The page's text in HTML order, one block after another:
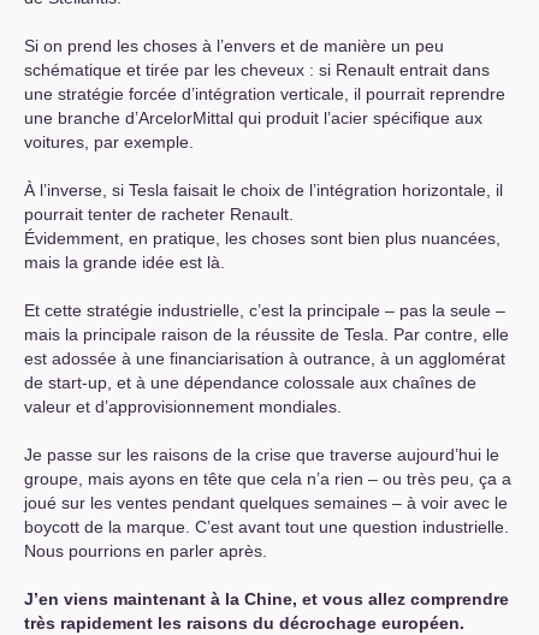
Si on prend les choses à l’envers et de manière un peu
schématique et tirée par les cheveux : si Renault entrait dans
une stratégie forcée d’intégration verticale, il pourrait reprendre
une branche d’ArcelorMittal qui produit l’acier spécifique aux
voitures, par exemple.
À l’inverse, si Tesla faisait le choix de l’intégration horizontale, il
pourrait tenter de racheter Renault.
Évidemment, en pratique, les choses sont bien plus nuancées,
mais la grande idée est là.
Et cette stratégie industrielle, c’est la principale – pas la seule –
mais la principale raison de la réussite de Tesla. Par contre, elle
est adossée à une financiarisation à outrance, à un agglomérat
de start-up, et à une dépendance colossale aux chaînes de
valeur et d’approvisionnement mondiales.
Je passe sur les raisons de la crise que traverse aujourd’hui le
groupe, mais ayons en tête que cela n’a rien – ou très peu, ça a
joué sur les ventes pendant quelques semaines – à voir avec le
boycott de la marque. C’est avant tout une question industrielle.
Nous pourrions en parler après.
J’en viens maintenant à la Chine, et vous allez comprendre
très rapidement les raisons du décrochage européen.